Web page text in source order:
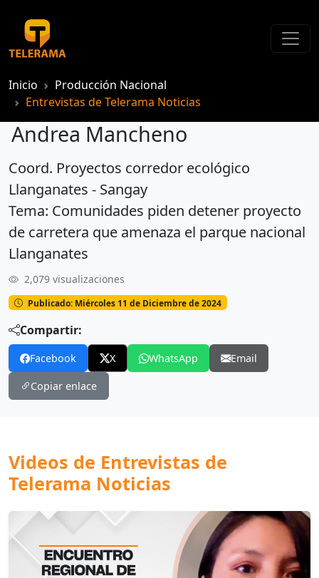
Inicio
Producción Nacional
Entrevistas de Telerama Noticias
Andrea Mancheno
Andrea Mancheno
Coord. Proyectos corredor ecológico
Llanganates - Sangay
Tema: Comunidades piden detener proyecto
de carretera que amenaza el parque nacional
Llanganates
2,079 visualizaciones
Publicado: Miércoles 11 de Diciembre de 2024
Compartir:
Facebook X WhatsApp Email
Copiar enlace
Videos de Entrevistas de
Telerama Noticias